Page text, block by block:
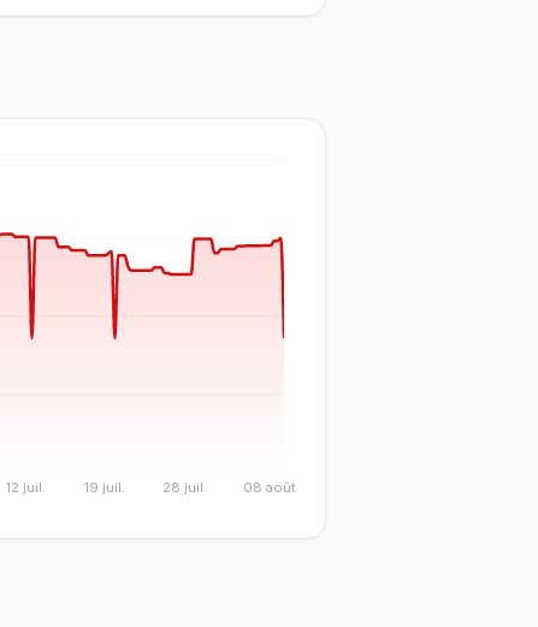
12 juil. 19 juil. 28 juil. 08 août